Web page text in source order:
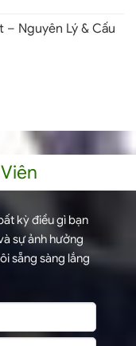
– Nguyên Lý & Cấu
kỳ điều gì bạn
sự ảnh hưởng
sẵng sàng lắng